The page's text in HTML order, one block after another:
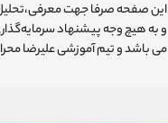
این صفحه صرفا جهت
و به هیچ وجه پیشنهاد
می باشد و تیم آموزشی علیرضا